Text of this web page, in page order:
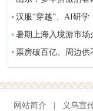
汉服“穿越”、AI研学
暑期上海入境游市场
票房破百亿、周边
网站简介 | 义乌宣